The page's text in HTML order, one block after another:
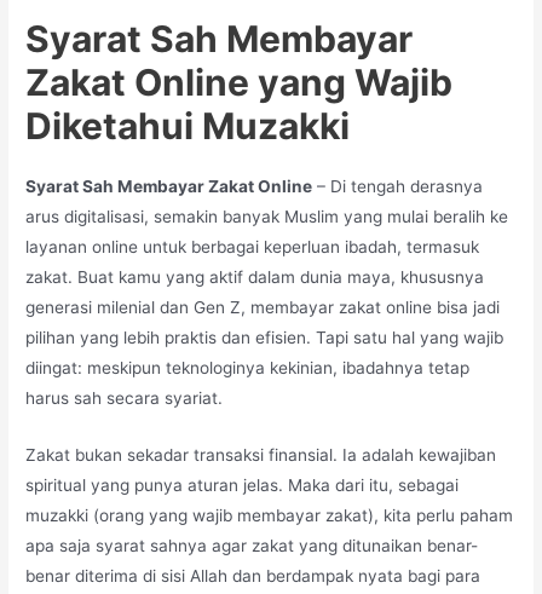
Syarat Sah Membayar
Zakat Online yang Wajib
Diketahui Muzakki
Syarat Sah Membayar Zakat Online – Di tengah derasnya
arus digitalisasi, semakin banyak Muslim yang mulai beralih ke
layanan online untuk berbagai keperluan ibadah, termasuk
zakat. Buat kamu yang aktif dalam dunia maya, khususnya
generasi milenial dan Gen Z, membayar zakat online bisa jadi
pilihan yang lebih praktis dan efisien. Tapi satu hal yang wajib
diingat: meskipun teknologinya kekinian, ibadahnya tetap
harus sah secara syariat.
Zakat bukan sekadar transaksi finansial. Ia adalah kewajiban
spiritual yang punya aturan jelas. Maka dari itu, sebagai
muzakki (orang yang wajib membayar zakat), kita perlu paham
apa saja syarat sahnya agar zakat yang ditunaikan benar-
benar diterima di sisi Allah dan berdampak nyata bagi para